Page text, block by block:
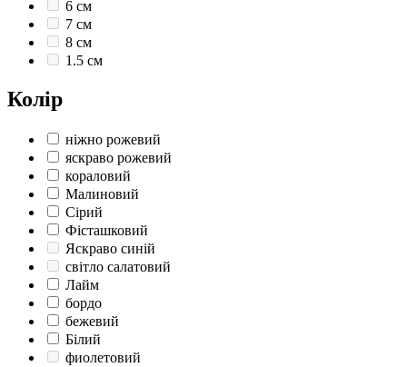
6 см
7 см
8 см
1.5 см
Колір
ніжно рожевий
яскраво рожевий
кораловий
Малиновий
Сірий
Фісташковий
Яскраво синій
світло салатовий
Лайм
бордо
бежевий
Білий
фиолетовий